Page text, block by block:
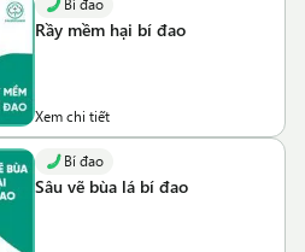
Bí đao
Rầy mềm hại bí đao
Xem chi tiết
Bí đao
Sâu vẽ bùa lá bí đao